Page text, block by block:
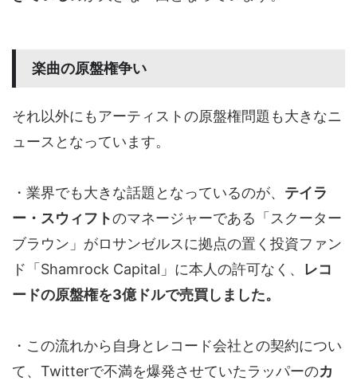
楽曲の原盤権争い
それ以外にもアーティストの原盤権問題も大きなニ
ュースとなっています。
・業界でも大きな話題となっているのが、 テイラ
ー・スウィフトのマネージャーである「スクーター
ブラウン」がロサンゼルスに拠点の置く投資ファン
ド「Shamrock Capital」に本人の許可なく、 レコ
ードの原盤権を3億ドルで売買しました。
・この流れから自身とレコード会社との契約につい
て、Twitterで不満を爆発させていたラッパーのカ